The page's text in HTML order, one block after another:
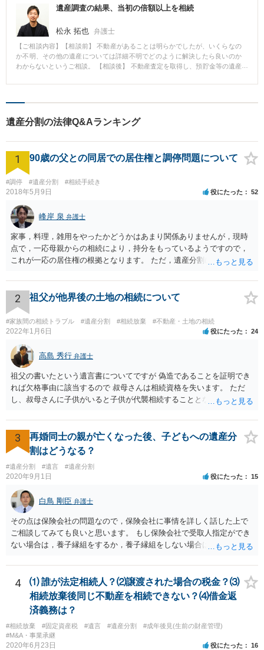
遺産調査の結果、当初の倍額以上を相続
松永 拓也 弁護士
【ご相談内容】【相談前】 不動産があることは明らかでしたが、いくらなの
か不明、その他の遺産については詳細不明でどのように解決したら良いのか
わからないというご相談。 【相談後】 不動産査定を取得し、預貯金等の遺産
のコメント】 遺産についてはっきりとしない案件でした。 依頼者からヒアリ
きました。 相続案件の処理は感情の対立もあるため困難です。そもそも対立
する前に対処することも検討すべきです。 相続事件では、弁護士は紛争化し
まずは危惧していることがある程度でも構いませんのでご相談ください。
遺産分割の法律Q&Aランキング
1 90歳の父との同居での居住権と調停問題について
#調停 #遺産分割 #相続手続き
2018年5月9日 役にたった 52
峰岸 泉 弁護士
家事，料理，雑用をやったかどうかはあまり関係ありませんが，現時
点で，一応母親からの相続により，持分をもっているようですので，
これが一応の居住権の根拠となります。 ただ，遺産分割により，母の
2 祖父が他界後の土地の相続について
#家族間の相続トラブル #遺産分割 #相続放棄 #不動産・土地の相続
2022年1月6日 役にたった 24
高島 秀行 弁護士
祖父の書いたという遺言書についてですが 偽造であることを証明でき
れば欠格事由に該当するので 叔母さんは相続資格を失います。 ただ
し、叔母さんに子供がいると子供が代襲相続することとなります。 い
3
再婚同士の親が亡くなった後、子どもへの遺産分
割はどうなる？
#遺産分割 #遺言 #遺産分割
2020年9月1日 役にたった 15
白鳥 剛臣 弁護士
その点は保険会社の問題なので，保険会社に事情を詳しく話した上で
ご相談してみても良いと思います。 もし保険会社で受取人指定ができ
ない場合は，養子縁組をするか，養子縁組をしない場合は遺言で対応
人に指定されていた場合，あなたが先に死亡した後の扱いが異なりま
す。 例えば，あなたの法定相続人が受取人になるのであればお子さん
も対象になってきますが，かんぽなどだと約款上で受取人死亡の場合
の受取人が記載してあったりします。 ですので，かなり詳しい内容を
お聞きしないと，一番ベストな準備は何か適切なアドバイスが難しい
ので，お近くの弁護士に相談された方が良いかもしれません。
4
⑴ 誰が法定相続人？⑵譲渡された場合の税金？⑶
相続放棄後同じ不動産を相続できない？⑷借金返
済義務は？
#相続放棄 #固定資産税 #遺言 #遺産分割
#成年後見(生前の財産管理)
#M&A・事業承継
2020年6月23日 役にたった 16